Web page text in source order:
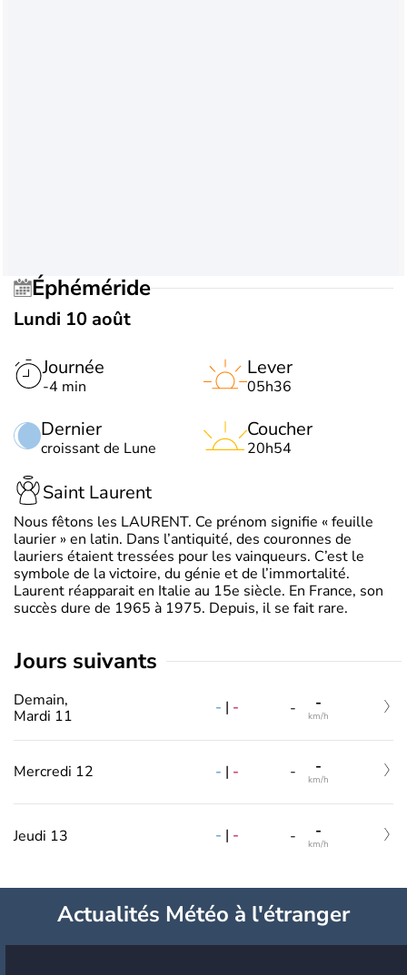
Éphéméride
Lundi 10 août
Journée
-4 min
Dernier
croissant de Lune
Lever
05h36
Coucher
20h54
Saint Laurent
Nous fêtons les LAURENT. Ce prénom signifie « feuille
laurier » en latin. Dans l’antiquité, des couronnes de
lauriers étaient tressées pour les vainqueurs. C’est le
symbole de la victoire, du génie et de l’immortalité.
Laurent réapparait en Italie au 15e siècle. En France, son
succès dure de 1965 à 1975. Depuis, il se fait rare.
jours suivants
Demain,
Mardi 11
- | - - -
km/h
Mercredi 12 - | - - -
km/h
Jeudi 13 - | - - -
km/h
Actualités Météo à l'étranger